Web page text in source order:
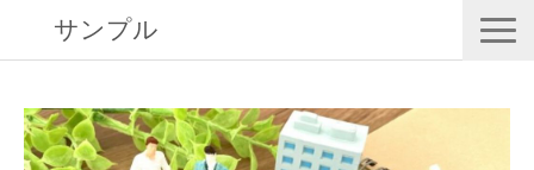
サンプル
導入事例